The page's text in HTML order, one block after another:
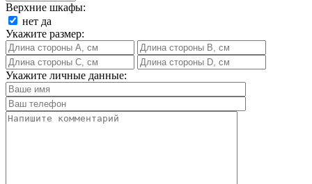
Верхние шкафы:
нет да
Укажите размер:
Укажите личные данные: